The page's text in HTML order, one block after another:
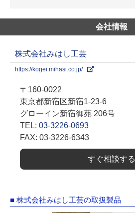
会社情報
株式会社みはし工芸
https://kogei.mihasi.co.jp/
〒160-0022
東京都新宿区新宿1-23-6
グローイン新宿御苑 206号
TEL: 03-3226-0693
FAX: 03-3226-6343
すぐ相談する
■ 株式会社みはし工芸の取扱製品